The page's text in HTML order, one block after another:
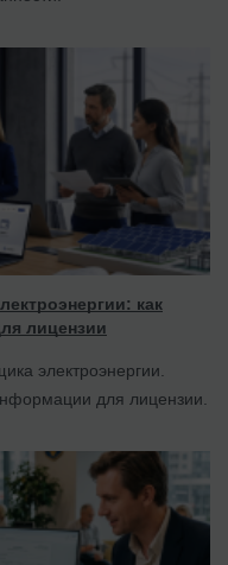
как
лицензии
электроэнергии.
для лицензии.